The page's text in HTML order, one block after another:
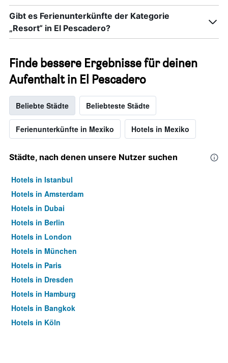
Gibt es Ferienunterkünfte der Kategorie
„Resort“ in El Pescadero?
Finde bessere Ergebnisse für deinen
Aufenthalt in El Pescadero
Beliebte Städte Beliebteste Städte
Ferienunterkünfte in Mexiko Hotels in Mexiko
Städte, nach denen unsere Nutzer suchen
Hotels in Istanbul
Hotels in Amsterdam
Hotels in Dubai
Hotels in Berlin
Hotels in London
Hotels in München
Hotels in Paris
Hotels in Dresden
Hotels in Hamburg
Hotels in Bangkok
Hotels in Köln